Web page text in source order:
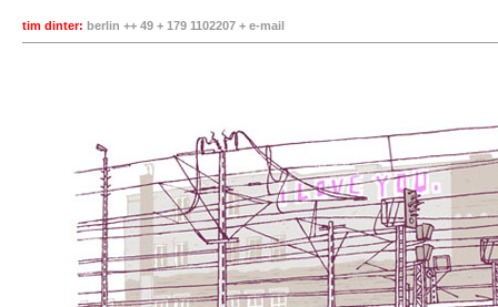
tim dinter: berlin ++ 49 + 179 1102207 + e-mail